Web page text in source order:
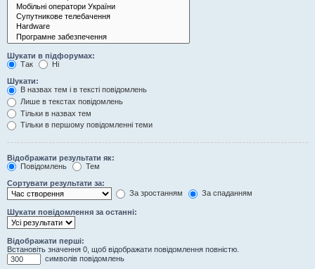
Шукати в підфорумах:
Так
Ні
Шукати:
В назвах тем і в тексті повідомлень
Лише в текстах повідомлень
Тільки в назвах тем
Тільки в першому повідомленні теми
Відображати результати як:
Повідомлень
Тем
Сортувати результати за:
За зростанням
За спаданням
Шукати повідомлення за останні:
Відображати перші:
Встановіть значення 0, щоб відображати повідомлення повністю.
символів повідомлень